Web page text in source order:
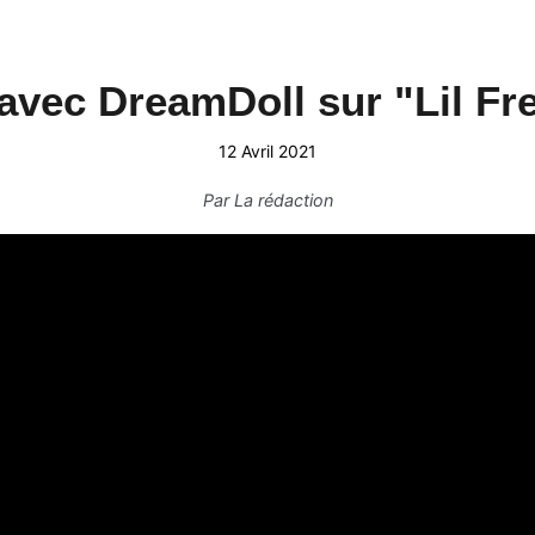
DreamDoll sur "Lil
12 Avril 2021
ParLa rédaction